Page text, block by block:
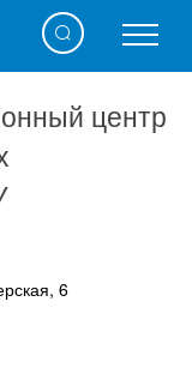
центр
6